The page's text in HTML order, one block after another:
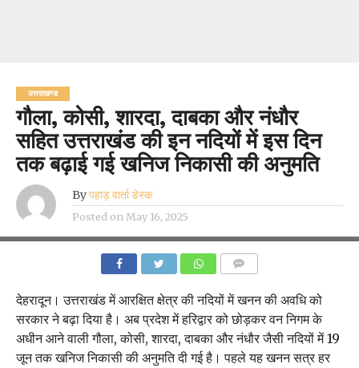
उत्तराखण्ड
गौला, कोसी, शारदा, दाबका और नंधौर
सहित उत्तराखंड की इन नदियों में इस दिन
तक बढ़ाई गई खनिज निकासी की अनुमति
Byपहाड़ वार्ता डेस्क
Posted on May 16, 2025
देहरादून। उत्तराखंड में आरक्षित क्षेत्र की नदियों में खनन की अवधि को
सरकार ने बढ़ा दिया है। अब प्रदेश में हरिद्वार को छोड़कर वन निगम के
अधीन आने वाली गौला, कोसी, शारदा, दाबका और नंधौर जैसी नदियों में 19
जून तक खनिज निकासी की अनुमति दी गई है। पहले यह खनन सत्र हर